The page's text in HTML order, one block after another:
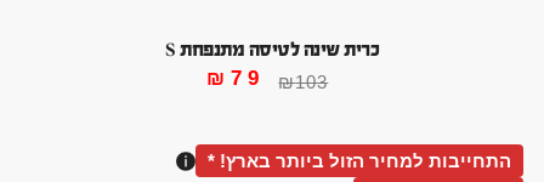
כרית שינה לטיסה מתנפחת S
₪103
₪79
התחייבות למחיר הזול ביותר בארץ! *